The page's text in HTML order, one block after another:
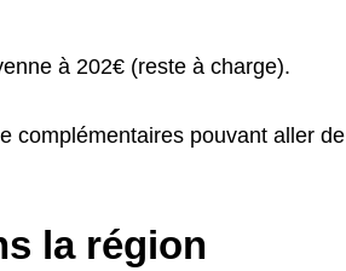
à 202€ (reste à charge).
complémentaires pouvant aller de
la région